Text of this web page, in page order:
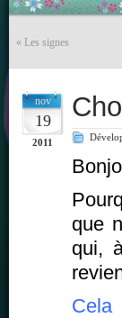
« Les signes
nov
19
2011
que
qui,
Cela